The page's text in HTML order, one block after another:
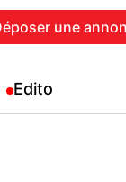
une
Edito